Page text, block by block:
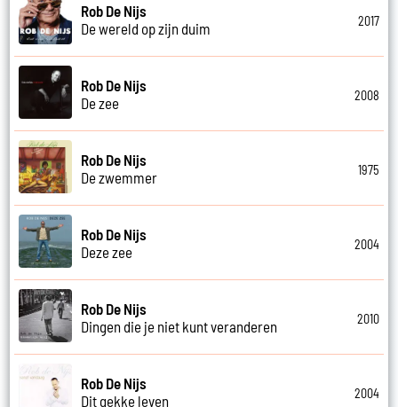
Rob De Nijs
De wereld op zijn duim
2017
Rob De Nijs
De zee
2008
Rob De Nijs
De zwemmer
1975
Rob De Nijs
Deze zee
2004
Rob De Nijs
Dingen die je niet kunt veranderen
2010
Rob De Nijs
Dit gekke leven
2004